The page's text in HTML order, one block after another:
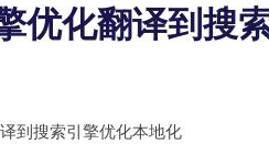
优化翻译到搜